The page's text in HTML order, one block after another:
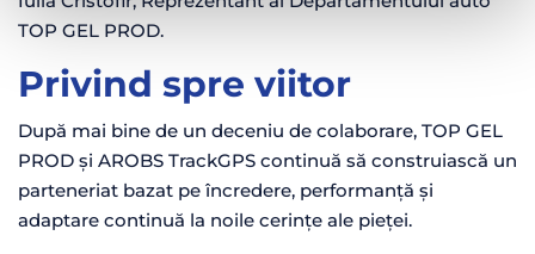
TOP GEL PROD.
Privind spre viitor
După mai bine de un deceniu de colaborare, TOP GEL
PROD și AROBS TrackGPS continuă să construiască un
parteneriat bazat pe încredere, performanță și
adaptare continuă la noile cerințe ale pieței.